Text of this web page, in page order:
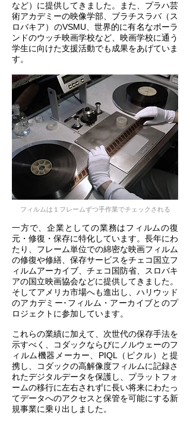
など）に提供してきました。また、プラハ芸
術アカデミーの映像学部、ブラチスラバ（ス
ロバキア）のVSMU、世界的に有名なポーラ
ンドのウッチ映画学校など、映画学校に通う
学生に向けた支援活動でも成果をあげていま
す。
フィルムは１フレームずつ手作業でチェックされる
一方で、企業としての業務はフィルムの復
元・修復・保存に特化しています。長年にわ
たり、フレーム単位での綿密な映画フィルム
の修復や修繕、保存サービスをチェコ国立フ
ィルムアーカイブ、チェコ国防省、スロバキ
アの国立映画協会などに提供してきました。
そしてアメリカ市場へも進出し、ハリウッド
のアカデミー･フィルム・アーカイブとのプ
ロジェクトに参加しています。
これらの業績に加えて、次世代の保存手法を
示すべく、コダックならびにノルウェーのフ
ィルム機器メーカー、PIQL（ピクル）と提
携し、コダックの高解像度フィルムに記録さ
れたデジタルデータを保護し、プラットフォ
ームの移行に左右されずに長い将来にわたっ
てデータへのアクセスと保管を可能にする新
規事業に乗り出しました。